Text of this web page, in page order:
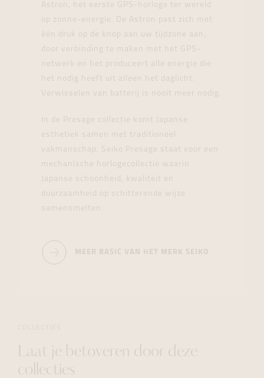
Astron, het eerste GPS-horloge ter wereld
op zonne-energie. De Astron past zich met
één druk op de knop aan uw tijdzone aan,
door verbinding te maken met het GPS-
netwerk en het produceert alle energie die
het nodig heeft uit alleen het daglicht.
Verwisselen van batterij is nooit meer nodig.
In de Presage collectie komt Japanse
esthetiek samen met traditioneel
vakmanschap. Seiko Presage staat voor een
mechanische horlogecollectie waarin
Japanse schoonheid, kwaliteit en
duurzaamheid op schitterende wijze
samensmelten.
MEER BASIC VAN HET MERK SEIKO
Laat je betoveren door deze
collecties